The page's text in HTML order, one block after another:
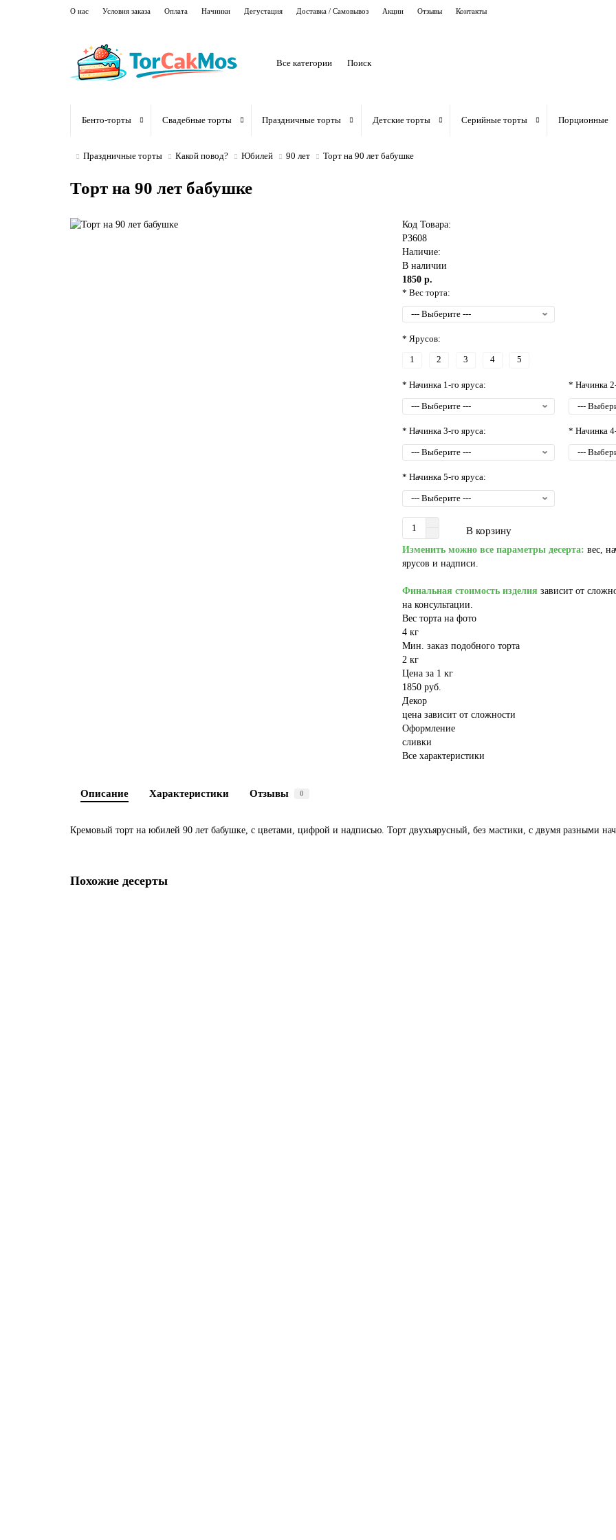
О нас Условия заказа Оплата Начинки Дегустация Доставка / Самовывоз Акции Отзывы Контакты
Все категории
Бенто-торты Свадебные торты Праздничные торты Детские торты Серийные торты Порционные
Праздничные торты Какой повод? Юбилей 90 лет Торт на 90 лет бабушке
Торт на 90 лет бабушке
Код Товара:
P3608
Наличие:
В наличии
1850 р.
* Вес торта:
* Ярусов:
1 2 3 4 5
* Начинка 1-го яруса: * Начинка
* Начинка 3-го яруса: * Начинка
* Начинка 5-го яруса:
В корзину
Изменить можно все параметры десерта: вес,
ярусов и надписи.
Финальная стоимость изделия зависит от
на консультации.
Вес торта на фото
4 кг
Мин. заказ подобного торта
2 кг
Цена за 1 кг
1850 руб.
Декор
цена зависит от сложности
Оформление
сливки
Все характеристики
Описание Характеристики Отзывы 0
Кремовый торт на юбилей 90 лет бабушке, с цветами, цифрой и надписью. Торт двухъярусный, без мастики, с двумя разными
Похожие десерты